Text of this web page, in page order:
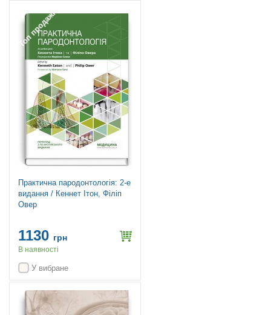
Топ продажів
Практична пародонтологія: 2-е
видання / Кеннет Ітон, Філіп
Овер
1130 грн
В наявності
У вибране